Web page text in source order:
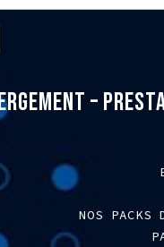
–
NOS PACKS